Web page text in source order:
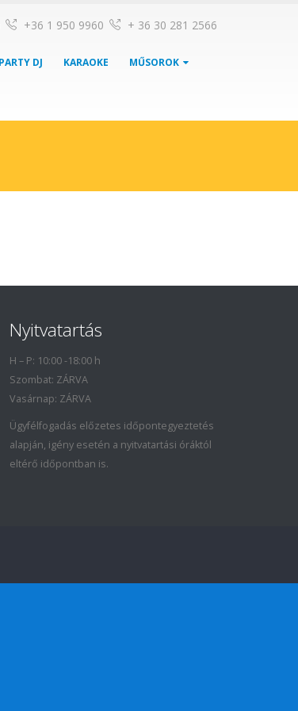
+36 1 950 9960 + 36 30 281 2566
PARTY DJ KARAOKE MŰSOROK
Nyitvatartás
H – P: 10:00 -18:00 h
Szombat: ZÁRVA
Vasárnap: ZÁRVA
Ügyfélfogadás előzetes időpontegyeztetés
alapján, igény esetén a nyitvatartási óráktól
eltérő időpontban is.